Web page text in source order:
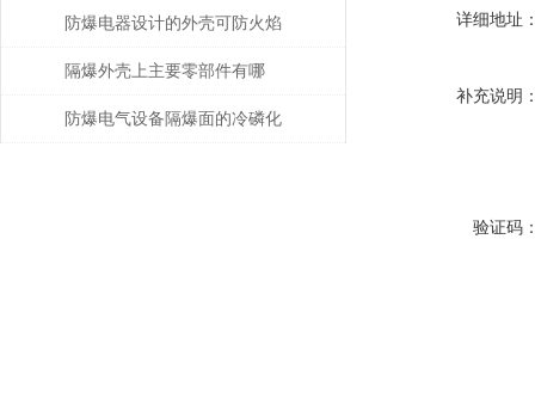
详细地址
补充说明
验证码
的防爆电气设备注意事项
防爆电器设计的外壳可防火焰
隔爆外壳上主要零部件有哪
些？分别有什么要求？
防爆电气设备隔爆面的冷磷化